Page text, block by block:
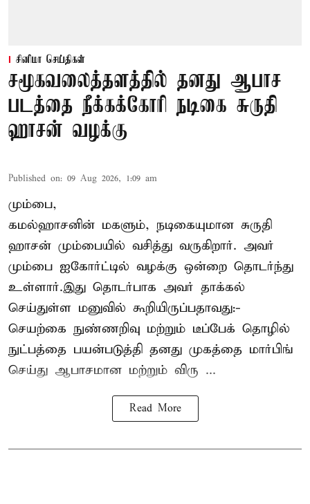
சினிமா செய்திகள்
சமூகவலைத்தளத்தில் தனது ஆபாச
படத்தை நீக்கக்கோரி நடிகை சுருதி
ஹாசன் வழக்கு
Published on: 09 Aug 2026, 1:09 am
மும்பை,
கமல்ஹாசனின் மகளும், நடிகையுமான சுருதி
ஹாசன் மும்பையில் வசித்து வருகிறார். அவர்
மும்பை ஐகோர்ட்டில் வழக்கு ஒன்றை தொடர்ந்து
உள்ளார்.இது தொடர்பாக அவர் தாக்கல்
செய்துள்ள மனுவில் கூறியிருப்பதாவது:-
செயற்கை நுண்ணறிவு மற்றும் டீப்பேக் தொழில்
நுட்பத்தை பயன்படுத்தி தனது முகத்தை மார்பிங்
செய்து ஆபாசமான மற்றும் விரு ...
Read More